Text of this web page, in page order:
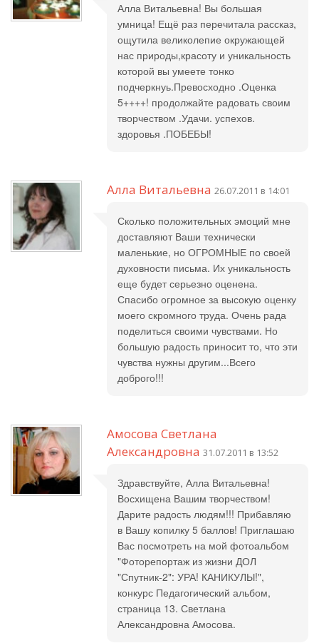
Алла Витальевна! Вы большая
умница! Ещё раз перечитала рассказ,
ощутила великолепие окружающей
нас природы,красоту и уникальность
которой вы умеете тонко
подчеркнуь.Превосходно .Оценка
5++++! продолжайте радовать своим
творчеством .Удачи. успехов.
здоровья .ПОБЕБЫ!
Алла Витальевна 26.07.2011 в 14:01
Сколько положительных эмоций мне
доставляют Ваши технически
маленькие, но ОГРОМНЫЕ по своей
духовности письма. Их уникальность
еще будет серьезно оценена.
Спасибо огромное за высокую оценку
моего скромного труда. Очень рада
поделиться своими чувствами. Но
большую радость приносит то, что эти
чувства нужны другим...Всего
доброго!!!
Амосова Светлана
Александровна 31.07.2011 в 13:52
Здравствуйте, Алла Витальевна!
Восхищена Вашим творчеством!
Дарите радость людям!!! Прибавляю
в Вашу копилку 5 баллов! Приглашаю
Вас посмотреть на мой фотоальбом
"Фоторепортаж из жизни ДОЛ
"Спутник-2": УРА! КАНИКУЛЫ!",
конкурс Педагогический альбом,
страница 13. Светлана
Александровна Амосова.